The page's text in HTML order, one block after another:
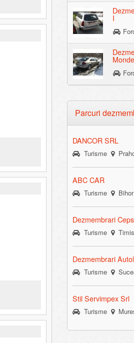
I
Parcuri
DANCOR SRL
Turisme
ABC CAR
Turisme Bihor
Dezmembrari
Turisme Timis
Dezmembrari
Turisme
Stil Servimpex Srl
Turisme